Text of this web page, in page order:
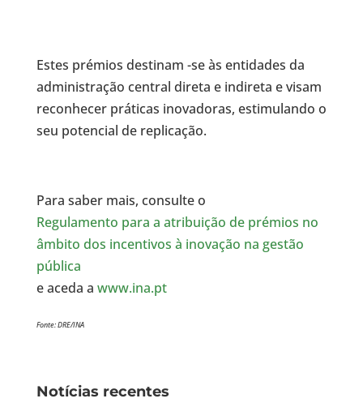
Estes prémios destinam -se às entidades da
administração central direta e indireta e visam
reconhecer práticas inovadoras, estimulando o
seu potencial de replicação.
Para saber mais, consulte o
Regulamento para a atribuição de prémios no
âmbito dos incentivos à inovação na gestão
pública
e aceda a www.ina.pt
Fonte: DRE/INA
Notícias recentes